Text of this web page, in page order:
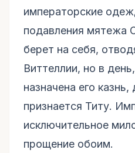
императорские
подавления мятежа
берет на себя,
Виттеллии, но в
назначена его
признается Титу.
исключительное
прощение обоим.